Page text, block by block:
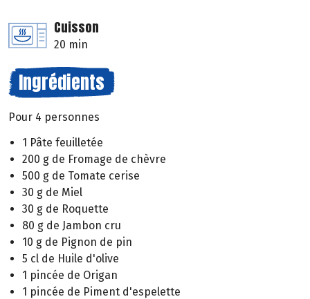
Cuisson
20 min
Ingrédients
Pour 4 personnes
1 Pâte feuilletée
200 g de Fromage de chèvre
500 g de Tomate cerise
30 g de Miel
30 g de Roquette
80 g de Jambon cru
10 g de Pignon de pin
5 cl de Huile d'olive
1 pincée de Origan
1 pincée de Piment d'espelette